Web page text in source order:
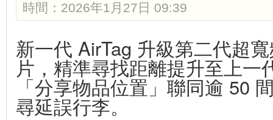
時間：2026年1月27日 09:39
新一代 AirTag 升級第二代超
片，精準尋找距離提升至上一
「分享物品位置」聯同逾 50
尋延誤行李。